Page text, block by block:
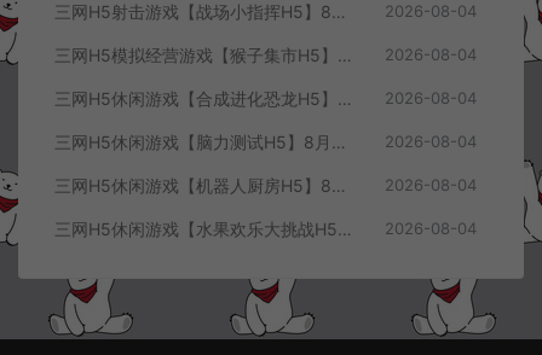
三网H5射击游戏【战场小指挥H5】8月最新整理Linux手工服务端+Win一键服务端+解压即玩+简易安卓客户端+详细搭建教程 2026-08-04
三网H5模拟经营游戏【猴子集市H5】8月最新整理Linux手工服务端+Win一键服务端+解压即玩+简易安卓客户端+详细搭建教程 2026-08-04
三网H5休闲游戏【合成进化恐龙H5】8月最新整理Linux手工服务端+Win一键服务端+解压即玩+简易安卓客户端+详细搭建教程 2026-08-04
三网H5休闲游戏【脑力测试H5】8月最新整理Linux手工服务端+Win一键服务端+解压即玩+简易安卓客户端+详细搭建教程 2026-08-04
三网H5休闲游戏【机器人厨房H5】8月最新整理Linux手工服务端+Win一键服务端+解压即玩+简易安卓客户端+详细搭建教程 2026-08-04
三网H5休闲游戏【水果欢乐大挑战H5】8月最新整理Linux手工服务端+Win一键服务端+解压即玩+简易安卓客户端+详细搭建教程 2026-08-04